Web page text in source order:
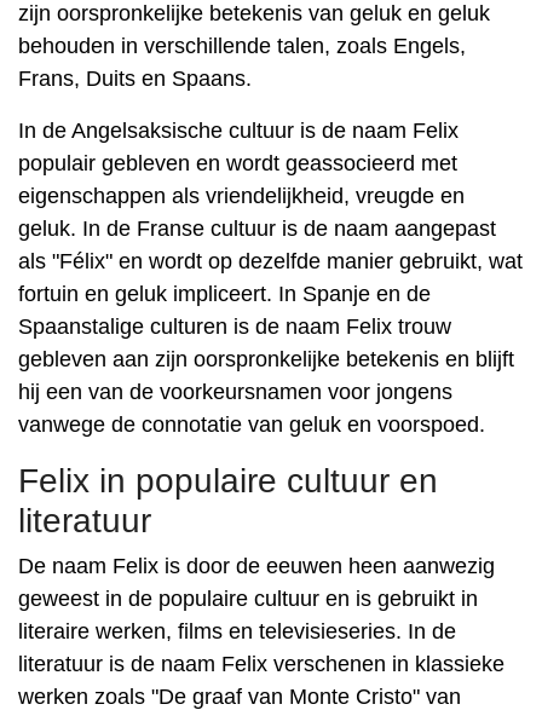
zijn oorspronkelijke betekenis van geluk en geluk
behouden in verschillende talen, zoals Engels,
Frans, Duits en Spaans.
In de Angelsaksische cultuur is de naam Felix
populair gebleven en wordt geassocieerd met
eigenschappen als vriendelijkheid, vreugde en
geluk. In de Franse cultuur is de naam aangepast
als "Félix" en wordt op dezelfde manier gebruikt, wat
fortuin en geluk impliceert. In Spanje en de
Spaanstalige culturen is de naam Felix trouw
gebleven aan zijn oorspronkelijke betekenis en blijft
hij een van de voorkeursnamen voor jongens
vanwege de connotatie van geluk en voorspoed.
Felix in populaire cultuur en
literatuur
De naam Felix is ​​door de eeuwen heen aanwezig
geweest in de populaire cultuur en is gebruikt in
literaire werken, films en televisieseries. In de
literatuur is de naam Felix verschenen in klassieke
werken zoals "De graaf van Monte Cristo" van